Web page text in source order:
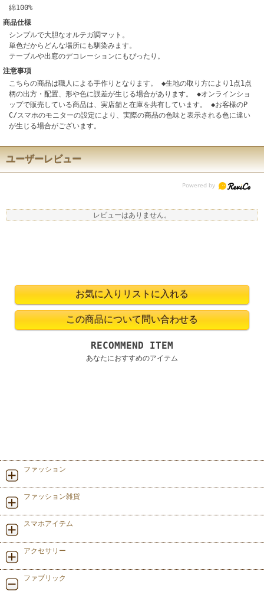
綿100%
商品仕様
シンプルで大胆なオルテガ調マット。
単色だからどんな場所にも馴染みます。
テーブルや出窓のデコレーションにもぴったり。
注意事項
こちらの商品は職人による手作りとなります。 ◆生地の取り方により1点1点
柄の出方・配置、形や色に誤差が生じる場合があります。 ◆オンラインショ
ップで販売している商品は、実店舗と在庫を共有しています。 ◆お客様のP
C/スマホのモニターの設定により、実際の商品の色味と表示される色に違い
が生じる場合がございます。
ユーザーレビュー
レビューはありません。
RECOMMEND ITEM
あなたにおすすめのアイテム
ファッション
ファッション雑貨
スマホアイテム
アクセサリー
ファブリック